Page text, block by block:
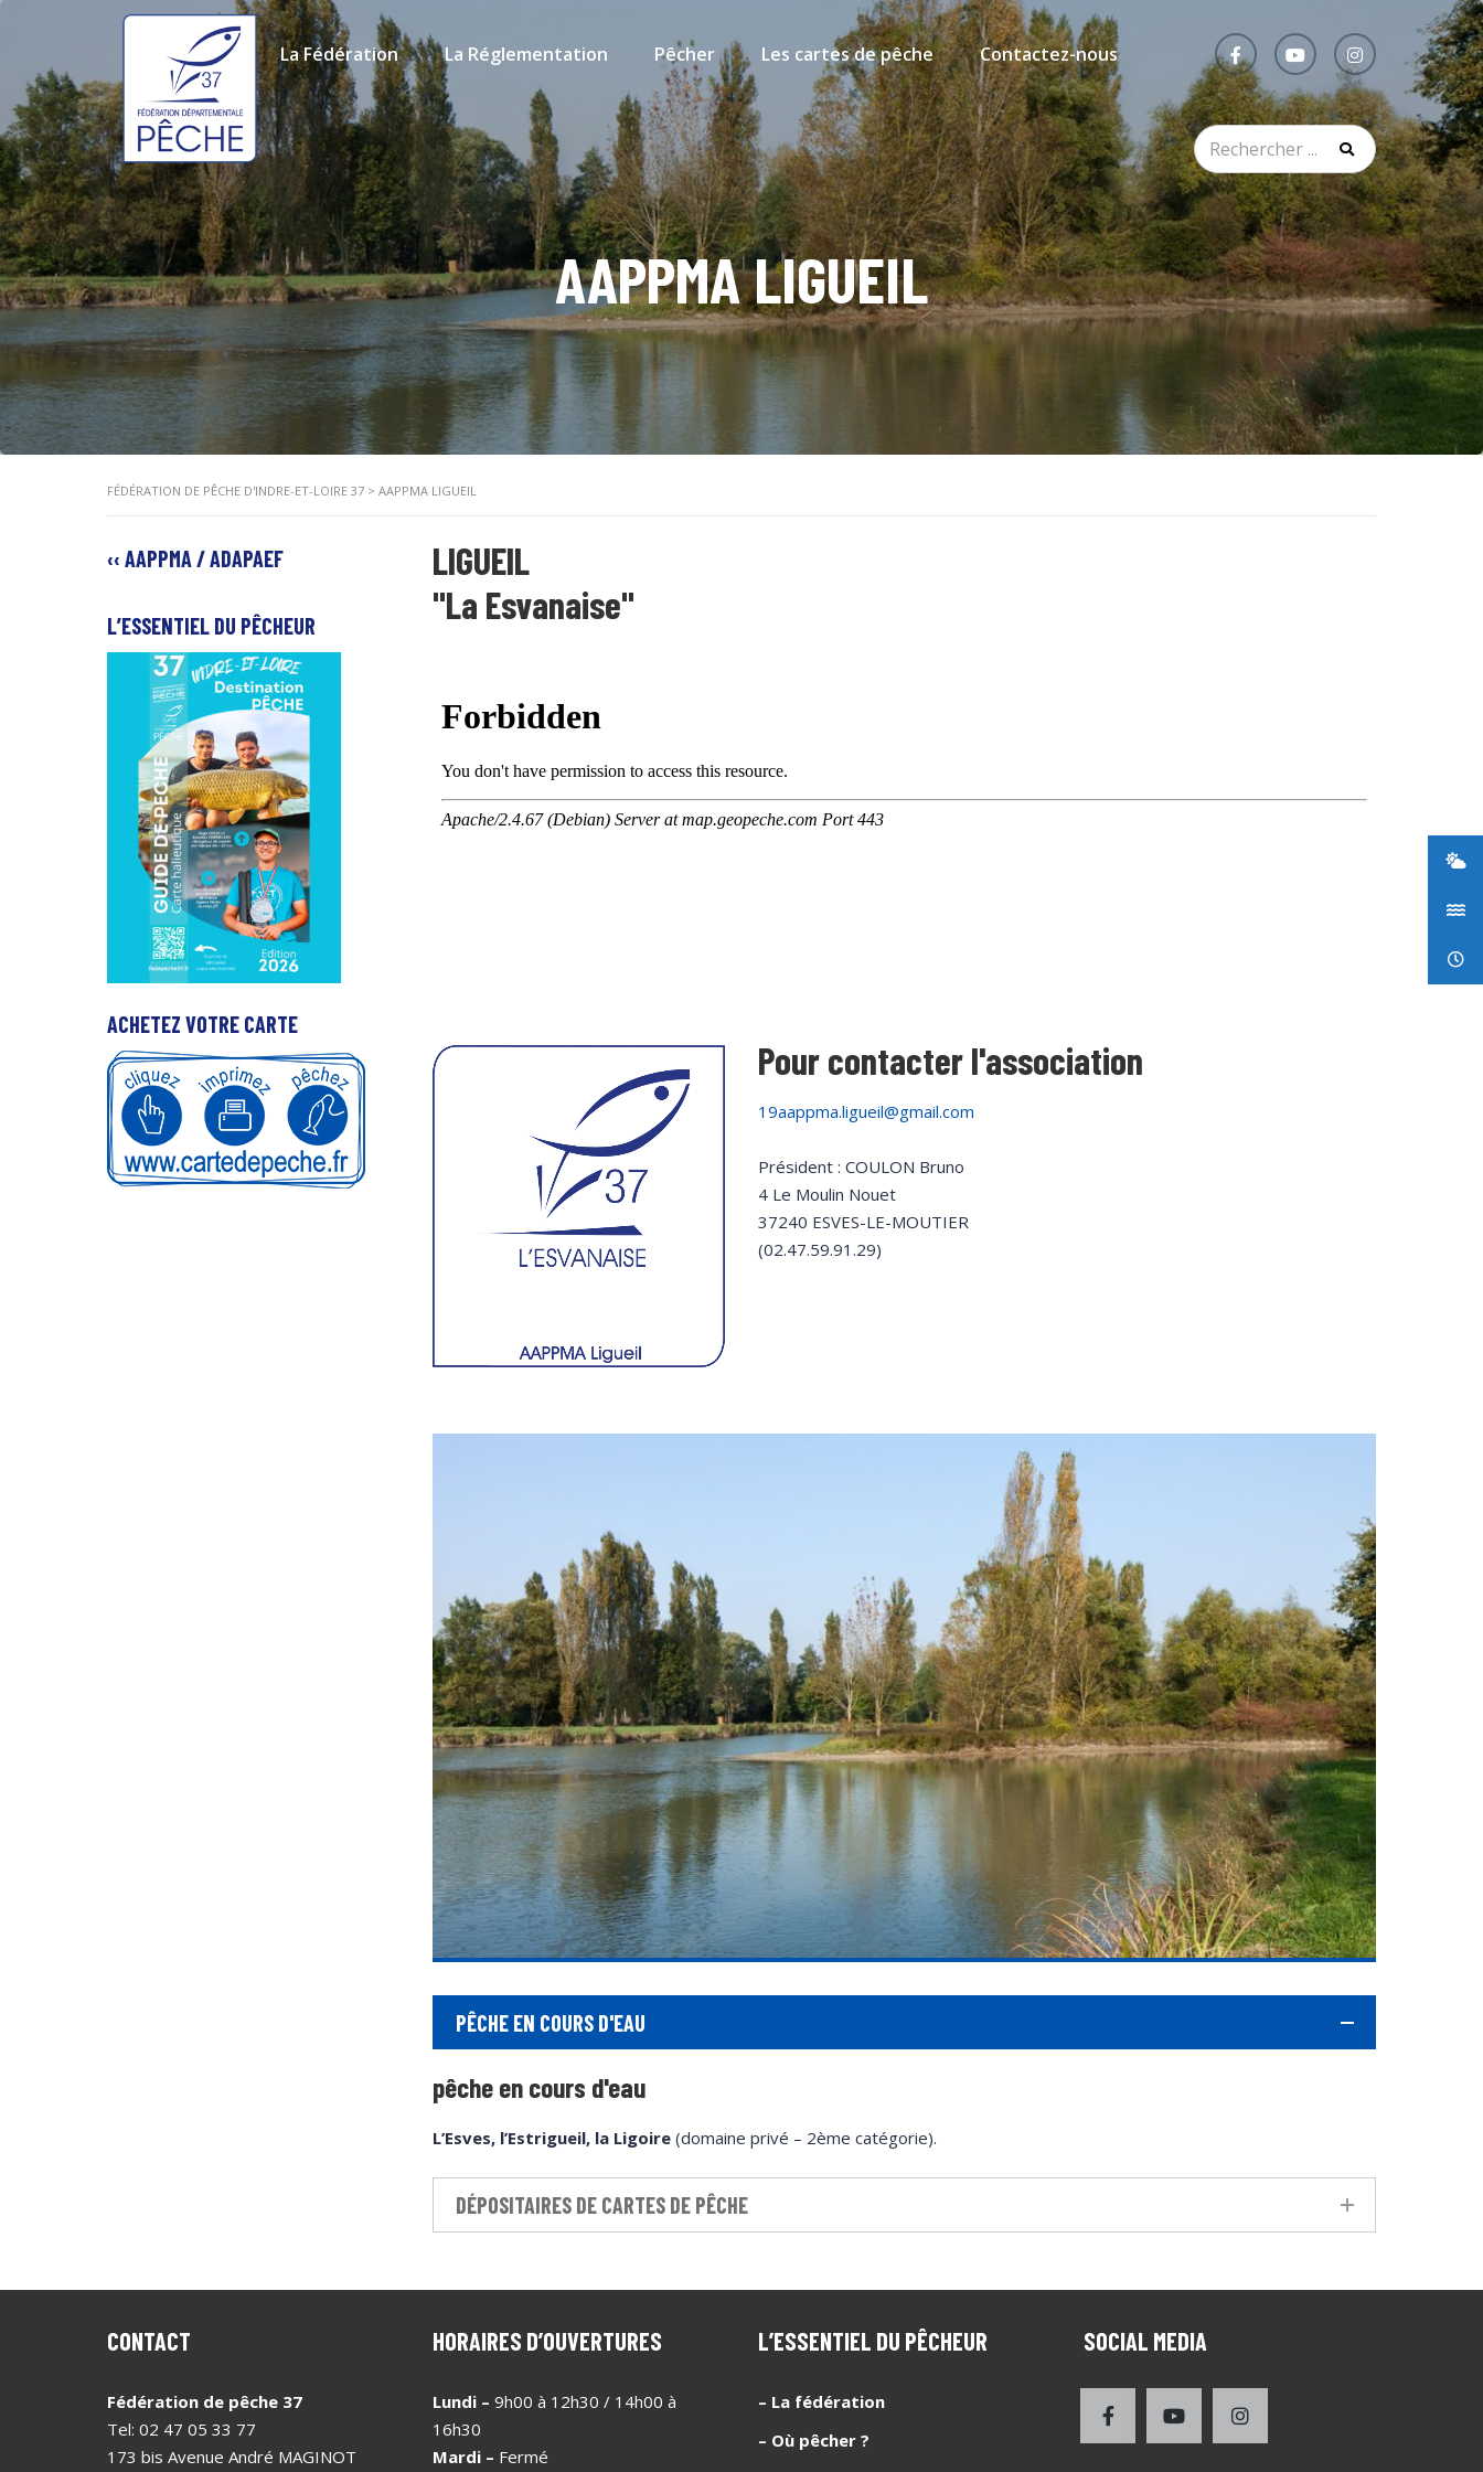
La Fédération La Réglementation Pêcher Les cartes de pêche Contactez-nous
AAPPMA LIGUEIL
FÉDÉRATION DE PÊCHE D'INDRE-ET-LOIRE 37 > AAPPMA LIGUEIL
LIGUEIL
"La Esvanaise"
Pour contacter l'association
19aappma.ligueil@gmail.com
Président : COULON Bruno
4 Le Moulin Nouet
37240 ESVES-LE-MOUTIER
(02.47.59.91.29)
PÊCHE EN COURS D'EAU
pêche en cours d'eau
L’Esves, l’Estrigueil, la Ligoire (domaine privé – 2ème catégorie).
DÉPOSITAIRES DE CARTES DE PÊCHE
‹‹ AAPPMA / ADAPAEF
L’ESSENTIEL DU PÊCHEUR
ACHETEZ VOTRE CARTE
CONTACT
Fédération de pêche 37
Tel: 02 47 05 33 77
173 bis Avenue André MAGINOT
HORAIRES D’OUVERTURES
Lundi – 9h00 à 12h30 / 14h00 à
16h30
Mardi – Fermé
L’ESSENTIEL DU PÊCHEUR
– La fédération
– Où pêcher ?
SOCIAL MEDIA